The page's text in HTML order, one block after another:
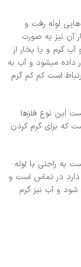
لوله رفت و
آن نیز به صورت
گرم و یا بخار از
داده میشود و آب به
است کم کم گرم
این نوع فلزها
که برای گرم کردن
به راحتی با لوله
دارد در تماس است و
شود و آب نیز گرم